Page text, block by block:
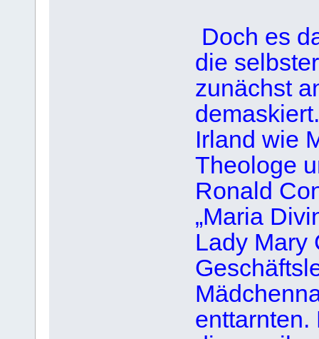
Doch es
die
zunächst
Irland wie
Theologe
Ronald
„Maria
Lady Mary
enttarnten.